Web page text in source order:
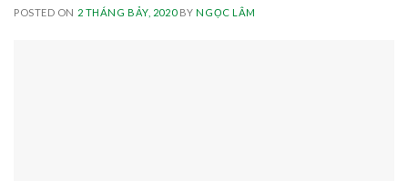
POSTED ON 2 THÁNG BẢY, 2020BYNGỌC LÂM